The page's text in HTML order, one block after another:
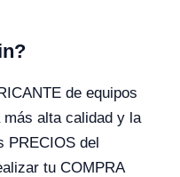
de equipos
alta calidad y la
PRECIOS del
tu COMPRA